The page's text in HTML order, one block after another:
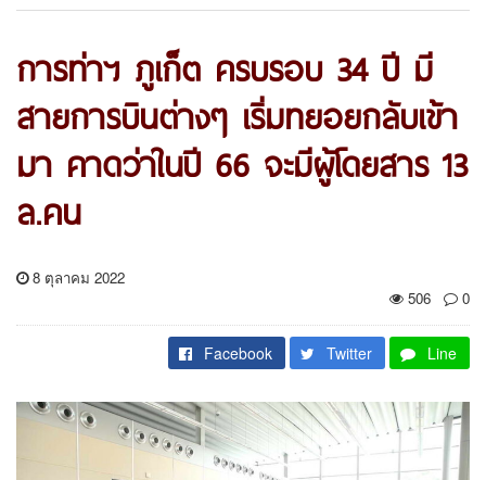
การท่าฯ ภูเก็ต ครบรอบ 34 ปี มี
สายการบินต่างๆ เริ่มทยอยกลับเข้า
มา คาดว่าในปี 66 จะมีผู้โดยสาร 13
ล.คน
8 ตุลาคม 2022
506
0
Facebook Twitter Line